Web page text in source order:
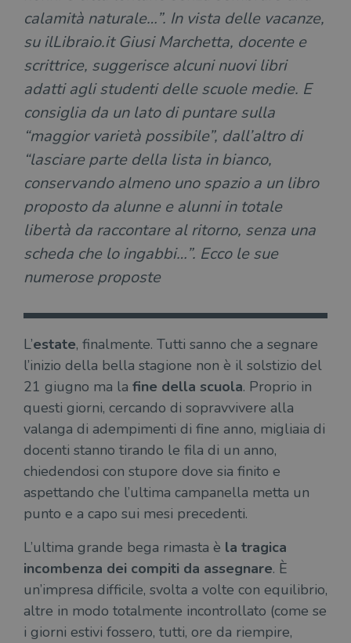
calamità naturale…”. In vista delle vacanze,
su ilLibraio.it Giusi Marchetta, docente e
scrittrice, suggerisce alcuni nuovi libri
adatti agli studenti delle scuole medie. E
consiglia da un lato di puntare sulla
“maggior varietà possibile”, dall’altro di
“lasciare parte della lista in bianco,
conservando almeno uno spazio a un libro
proposto da alunne e alunni in totale
libertà da raccontare al ritorno, senza una
scheda che lo ingabbi…”. Ecco le sue
numerose proposte
L’estate, finalmente. Tutti sanno che a segnare
l’inizio della bella stagione non è il solstizio del
21 giugno ma la fine della scuola. Proprio in
questi giorni, cercando di sopravvivere alla
valanga di adempimenti di fine anno, migliaia di
docenti stanno tirando le fila di un anno,
chiedendosi con stupore dove sia finito e
aspettando che l’ultima campanella metta un
punto e a capo sui mesi precedenti.
L’ultima grande bega rimasta è la tragica
incombenza dei compiti da assegnare. È
un’impresa difficile, svolta a volte con equilibrio,
altre in modo totalmente incontrollato (come se
i giorni estivi fossero, tutti, ore da riempire,